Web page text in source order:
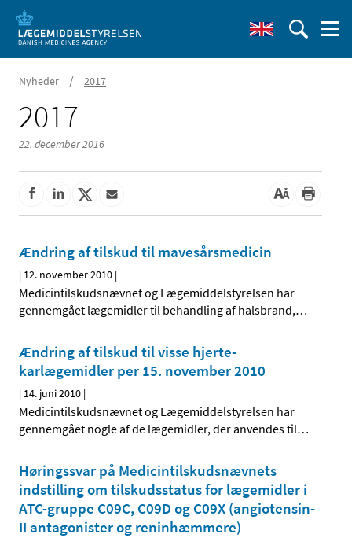
Nyheder / 2017
2017
22. december 2016
Ændring af tilskud til mavesårsmedicin
| 12. november 2010 |
Medicintilskudsnævnet og Lægemiddelstyrelsen har
gennemgået lægemidler til behandling af halsbrand,…
Ændring af tilskud til visse hjerte-
karlægemidler per 15. november 2010
| 14. juni 2010 |
Medicintilskudsnævnet og Lægemiddelstyrelsen har
gennemgået nogle af de lægemidler, der anvendes til…
Høringssvar på Medicintilskudsnævnets
indstilling om tilskudsstatus for lægemidler i
ATC-gruppe C09C, C09D og C09X (angiotensin-
II antagonister og reninhæmmere)